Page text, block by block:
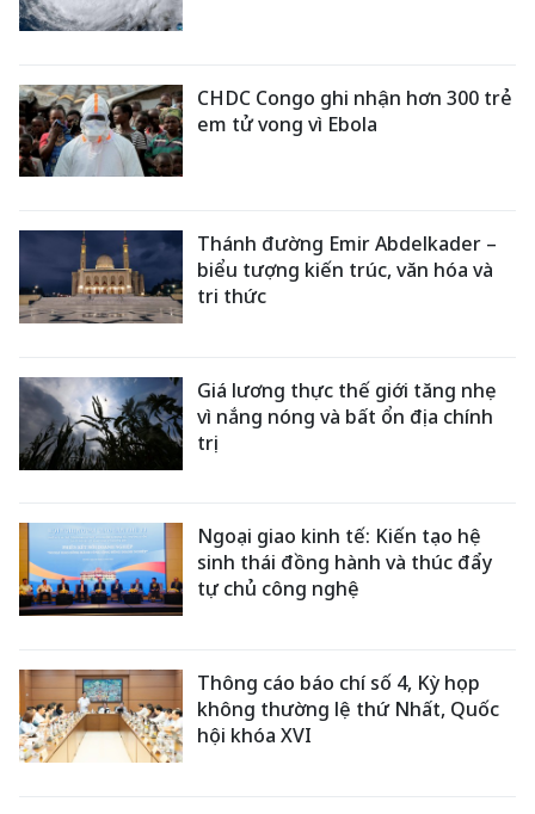
CHDC Congo ghi nhận hơn 300 trẻ
em tử vong vì Ebola
Thánh đường Emir Abdelkader –
biểu tượng kiến trúc, văn hóa và
tri thức
Giá lương thực thế giới tăng nhẹ
vì nắng nóng và bất ổn địa chính
trị
Ngoại giao kinh tế: Kiến tạo hệ
sinh thái đồng hành và thúc đẩy
tự chủ công nghệ
Thông cáo báo chí số 4, Kỳ họp
không thường lệ thứ Nhất, Quốc
hội khóa XVI